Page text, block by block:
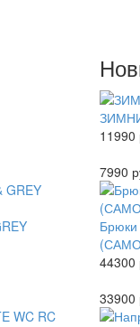
11990
7990
Брюки
44300
33900